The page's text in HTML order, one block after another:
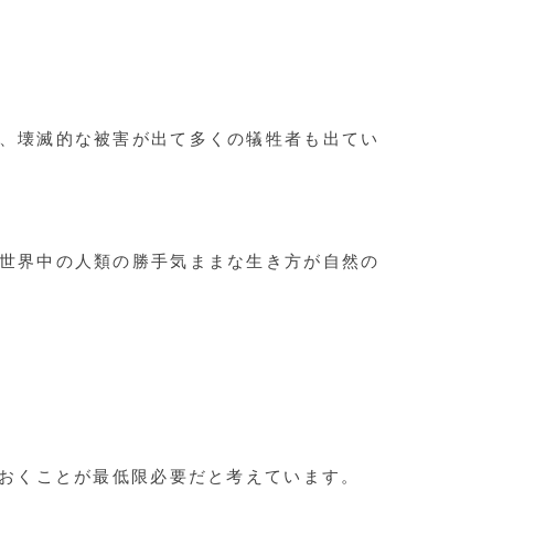
壊滅的な被害が出て多くの犠牲者も出てい
界中の人類の勝手気ままな生き方が自然の
ことが最低限必要だと考えています。